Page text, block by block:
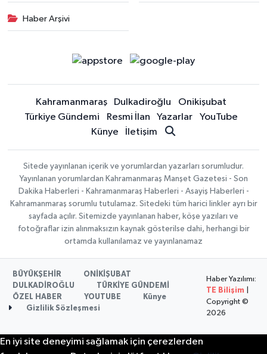
Haber Arşivi
Kahramanmaraş Dulkadiroğlu
Onikişubat
Türkiye Gündemi
Resmi İlan Yazarlar
YouTube
Künye
İletişim
Sitede yayınlanan içerik ve yorumlardan yazarları sorumludur.
Yayınlanan yorumlardan Kahramanmaraş Manşet Gazetesi - Son
Dakika Haberleri - Kahramanmaraş Haberleri - Asayiş Haberleri -
Kahramanmaraş sorumlu tutulamaz. Sitedeki tüm harici linkler ayrı bir
sayfada açılır. Sitemizde yayınlanan haber, köşe yazıları ve
fotoğraflar izin alınmaksızın kaynak gösterilse dahi, herhangi bir
ortamda kullanılamaz ve yayınlanamaz
BÜYÜKŞEHİR
ONİKİŞUBAT
DULKADİROĞLU
TÜRKİYE GÜNDEMİ
ÖZEL HABER
YOUTUBE
Künye
Gizlilik Sözleşmesi
Haber Yazılımı:
TE Bilişim
Copyright ©
2026
En iyi site deneyimi sağlamak için çerezlerden